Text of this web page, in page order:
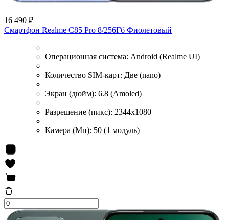
16 490 ₽
Смартфон Realme C85 Pro 8/256Гб Фиолетовый
Операционная система: Android (Realme UI)
Количество SIM-карт: Две (nano)
Экран (дюйм): 6.8 (Amoled)
Разрешение (пикс): 2344x1080
Камера (Мп): 50 (1 модуль)